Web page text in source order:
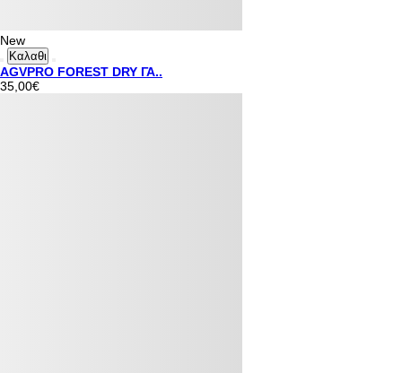
New
Καλαθι
AGVPRO FOREST DRY ΓΑ..
35,00€